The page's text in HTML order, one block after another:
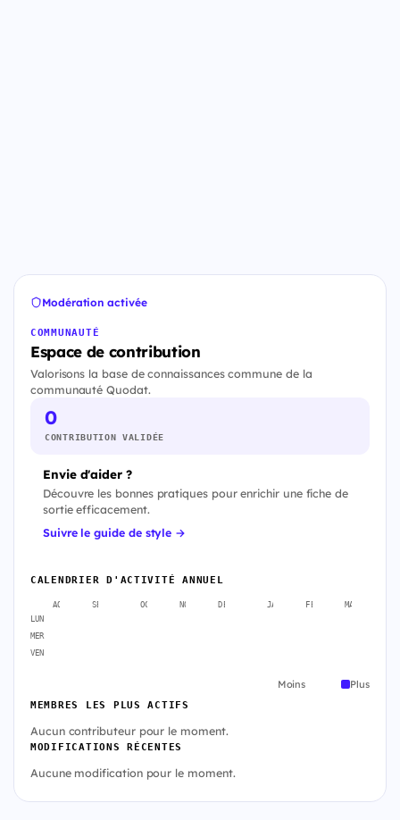
Modération activée
COMMUNAUTÉ
Espace de contribution
Valorisons la base de connaissances commune de la
communauté Quodat.
0
CONTRIBUTION VALIDÉE
Envie d'aider ?
Découvre les bonnes pratiques pour enrichir une fiche de
sortie efficacement.
Suivre le guide de style →
CALENDRIER D'ACTIVITÉ ANNUEL
AOÛT SEPT. OCT. NOV. DÉC. JANV. FÉVR. MARS
LUN
MER
VEN
Moins Plus
MEMBRES LES PLUS ACTIFS
Aucun contributeur pour le moment.
MODIFICATIONS RÉCENTES
Aucune modification pour le moment.